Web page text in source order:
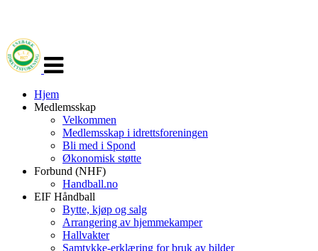
navigasjon
Hjem
Medlemsskap
Velkommen
Medlemsskap i idrettsforeningen
Bli med i Spond
Økonomisk støtte
Forbund (NHF)
Handball.no
EIF Håndball
Bytte, kjøp og salg
Arrangering av hjemmekamper
Hallvakter
Samtykke-erklæring for bruk av bilder